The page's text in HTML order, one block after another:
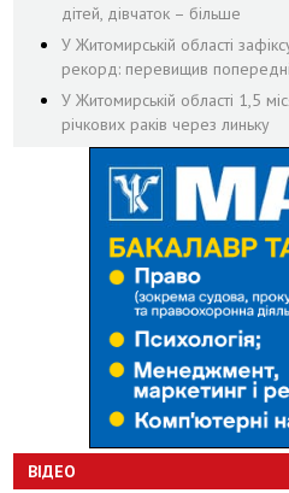
дітей, дівчаток – більше
У Житомирській області
рекорд: перевищив
У Житомирській області 1,5
річкових раків через линьку
ВІДЕО